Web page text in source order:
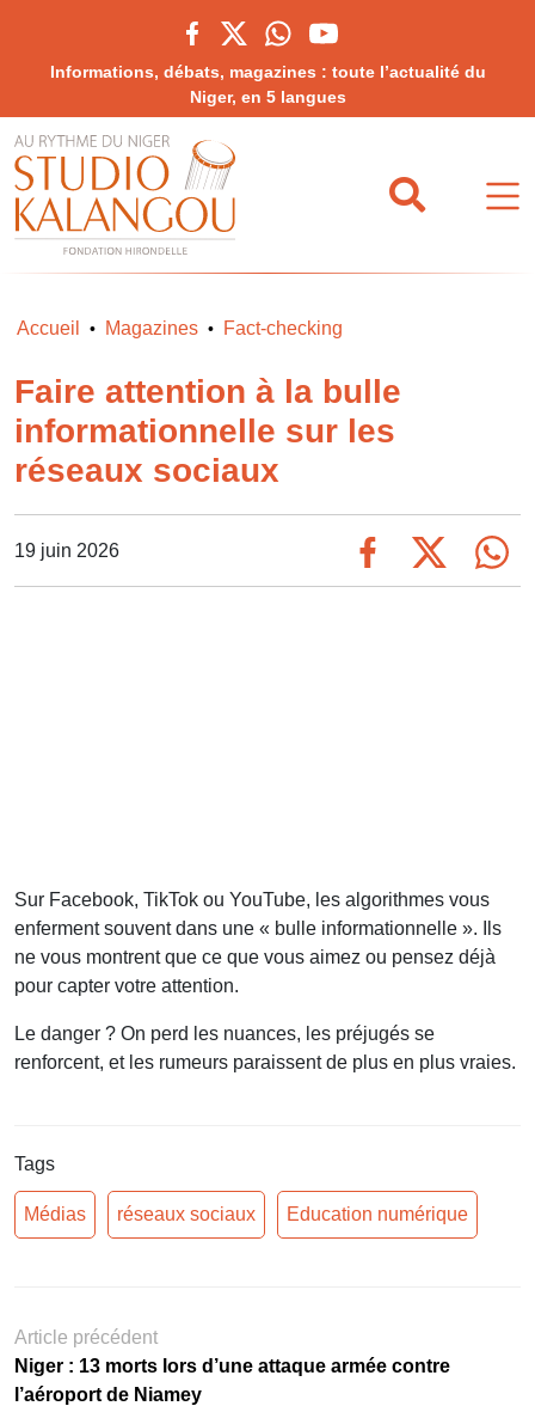
Informations, débats, magazines : toute l’actualité du
Niger, en 5 langues
Accueil • Magazines • Fact-checking
Faire attention à la bulle
informationnelle sur les
réseaux sociaux
19 juin 2026
Sur Facebook, TikTok ou YouTube, les algorithmes vous
enferment souvent dans une « bulle informationnelle ». Ils
ne vous montrent que ce que vous aimez ou pensez déjà
pour capter votre attention.
Le danger ? On perd les nuances, les préjugés se
renforcent, et les rumeurs paraissent de plus en plus vraies.
Tags
Médias réseaux sociaux Education numérique
Article précédent
Niger : 13 morts lors d’une attaque armée contre
l’aéroport de Niamey